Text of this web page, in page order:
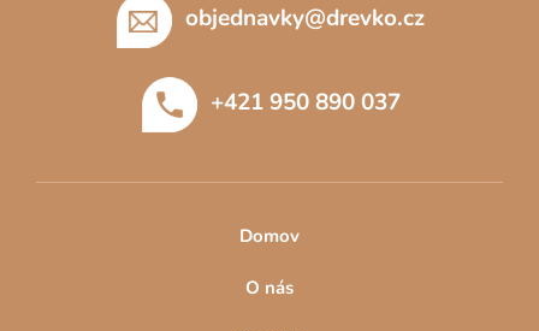
objednavky@drevko.cz
+421 950 890 037
Domov
O nás